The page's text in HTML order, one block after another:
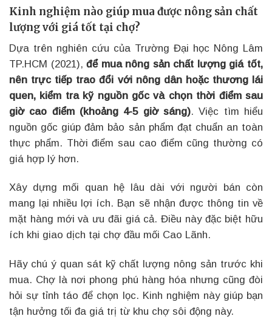
Kinh nghiệm nào giúp mua được nông sản chất
lượng với giá tốt tại chợ?
Dựa trên nghiên cứu của Trường Đại học Nông Lâm
TP.HCM (2021),để mua nông sản chất lượng giá tốt,
nên trực tiếp trao đổi với nông dân hoặc thương lái
quen, kiểm tra kỹ nguồn gốc và chọn thời điểm sau
giờ cao điểm (khoảng 4-5 giờ sáng). Việc tìm hiểu
nguồn gốc giúp đảm bảo sản phẩm đạt chuẩn an toàn
thực phẩm. Thời điểm sau cao điểm cũng thường có
giá hợp lý hơn.
Xây dựng mối quan hệ lâu dài với người bán còn
mang lại nhiều lợi ích. Bạn sẽ nhận được thông tin về
mặt hàng mới và ưu đãi giá cả. Điều này đặc biệt hữu
ích khi giao dịch tại chợ đầu mối Cao Lãnh.
Hãy chú ý quan sát kỹ chất lượng nông sản trước khi
mua. Chợ là nơi phong phú hàng hóa nhưng cũng đòi
hỏi sự tỉnh táo để chọn lọc. Kinh nghiệm này giúp bạn
tận hưởng tối đa giá trị từ khu chợ sôi động này.